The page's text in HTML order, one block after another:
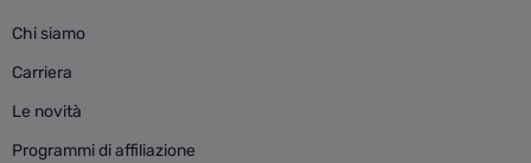
Chi siamo
Carriera
Le novità
Programmi di affiliazione